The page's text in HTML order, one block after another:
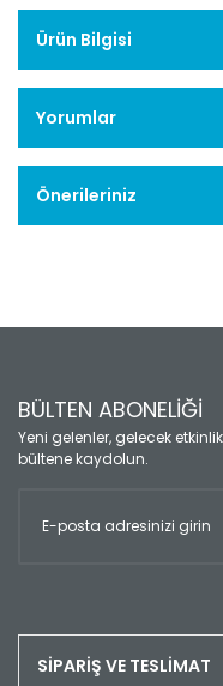
Ürün Bilgisi
Yorumlar
Önerileriniz
BÜLTEN ABONELİĞİ
Yeni gelenler, gelecek
bültene kaydolun.
SİPARİŞ VE TESLİMAT